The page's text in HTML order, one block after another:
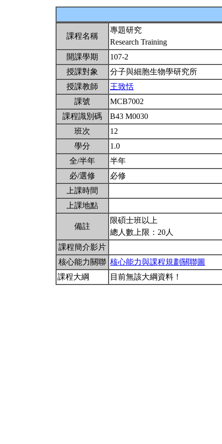
課程名稱
專題研究
Research Training
開課學期
107-2
授課對象
分子與細胞生物學研究所
授課教師
王致恬
課號
MCB7002
課程識別碼
B43 M0030
班次
12
學分
1.0
全/半年
半年
必/選修
必修
上課時間
上課地點
備註
限碩士班以上
總人數上限：20人
課程簡介影片
核心能力關聯 核心能力與課程規劃關聯圖
課程大綱
目前無該大綱資料！